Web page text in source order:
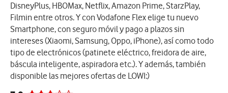
DisneyPlus, HBOMax, Netflix, Amazon Prime, StarzPlay,
Filmin entre otros. Y con Vodafone Flex elige tu nuevo
Smartphone, con seguro móvil y pago a plazos sin
intereses (Xiaomi, Samsung, Oppo, iPhone), así como todo
tipo de electrónicos (patinete eléctrico, freidora de aire,
báscula inteligente, aspiradora etc.). Y además, también
disponible las mejores ofertas de LOWI:)